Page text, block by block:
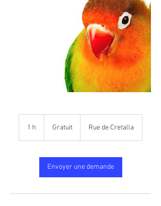
1 h Gratuit Rue de Cretalla
Envoyer une demande